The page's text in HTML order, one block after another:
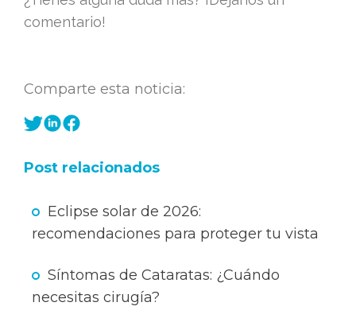
comentario!
Comparte esta noticia:
Post relacionados
Eclipse solar de 2026:
recomendaciones para proteger tu vista
Síntomas de Cataratas: ¿Cuándo
necesitas cirugía?